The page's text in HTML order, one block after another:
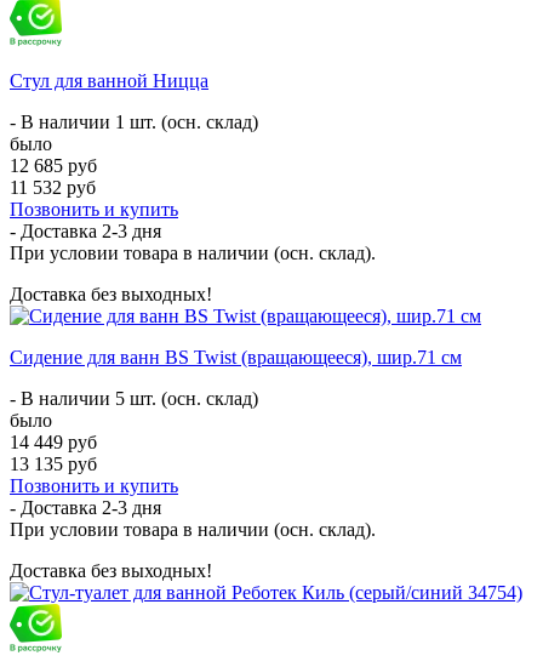
Стул для ванной Ницца
- В наличии 1 шт. (осн. склад)
было
12 685 руб
11 532 руб
Позвонить и купить
- Доставка 2-3 дня
При условии товара в наличии (осн. склад).
Доставка без выходных!
Сидение для ванн BS Twist (вращающееся), шир.71 см
- В наличии 5 шт. (осн. склад)
было
14 449 руб
13 135 руб
Позвонить и купить
- Доставка 2-3 дня
При условии товара в наличии (осн. склад).
Доставка без выходных!